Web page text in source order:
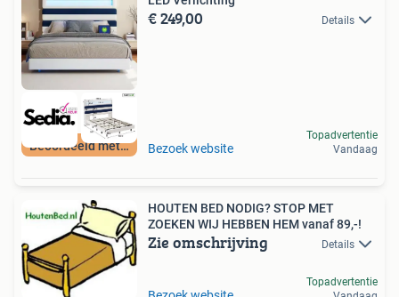
Beoordeeld met 9+
€ 249,00 Details
Bezoek website
Topadvertentie
Vandaag
HOUTEN BED NODIG? STOP MET
ZOEKEN WIJ HEBBEN HEM vanaf 89,-!
Zie omschrijving Details
Topadvertentie